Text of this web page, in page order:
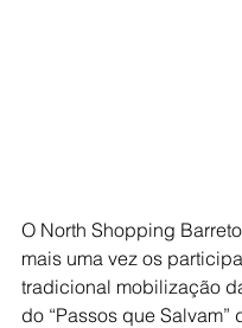
O North Shopping
mais uma vez os
tradicional mobilização
do “Passos que Salvam”